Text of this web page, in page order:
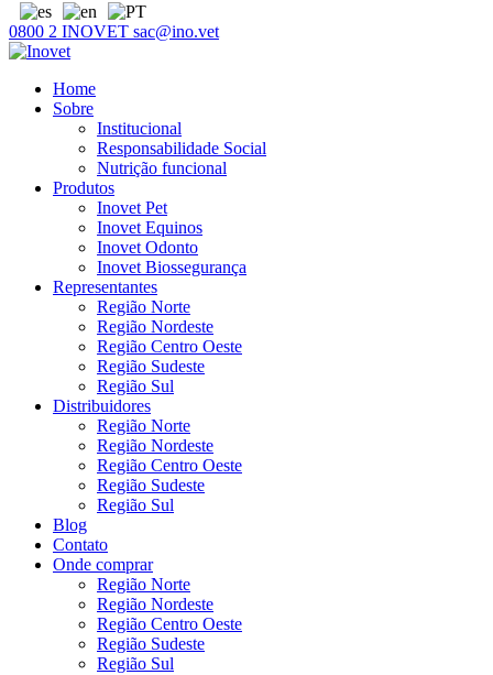
0800 2 INOVET sac@ino.vet
Home
Sobre
Institucional
Responsabilidade Social
Nutrição funcional
Produtos
Inovet Pet
Inovet Equinos
Inovet Odonto
Inovet Biossegurança
Representantes
Região Norte
Região Nordeste
Região Centro Oeste
Região Sudeste
Região Sul
Distribuidores
Região Norte
Região Nordeste
Região Centro Oeste
Região Sudeste
Região Sul
Blog
Contato
Onde comprar
Região Norte
Região Nordeste
Região Centro Oeste
Região Sudeste
Região Sul